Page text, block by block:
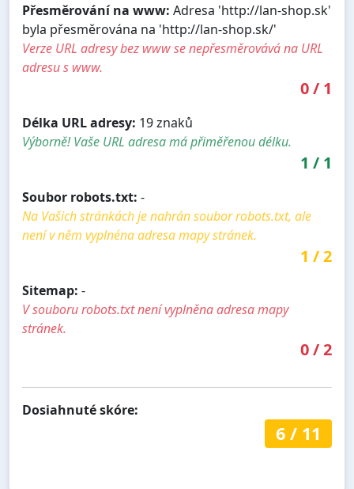
Přesměrování na www: Adresa 'http://lan-shop.sk'
byla přesměrována na 'http://lan-shop.sk/'
Verze URL adresy bez www se nepřesměrovává na URL
adresu s www.
0/ 1
Délka URL adresy: 19 znaků
Výborně! Vaše URL adresa má přiměřenou délku.
1 / 1
Soubor robots.txt: -
Na Vašich stránkách je nahrán soubor robots.txt, ale
není v něm vyplnéna adresa mapy stránek.
1 /2
Sitemap: -
V souboru robots.txt není vyplněna adresa mapy
stránek.
0/2
Dosiahnuté skóre:
6/ 11